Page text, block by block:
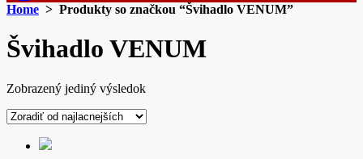
Home > Produkty so značkou “Švihadlo VENUM”
Švihadlo VENUM
Zobrazený jediný výsledok